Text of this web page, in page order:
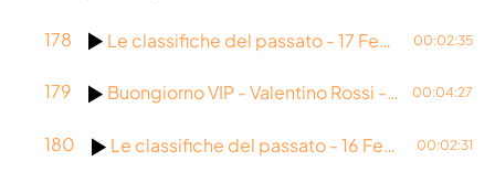
178 Le classifiche del passato - 17 Febbraio 2026 00:02:35
179 Buongiorno VIP - Valentino Rossi - 16 Febbraio 2026 00:04:27
180 Le classifiche del passato - 16 Febbraio 2026 00:02:31